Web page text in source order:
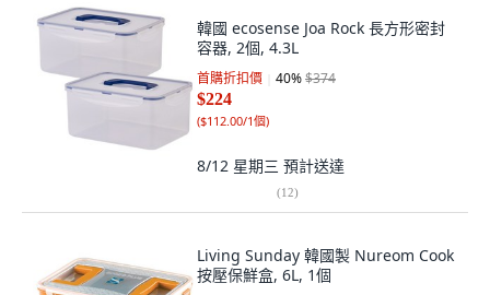
韓國 ecosense Joa Rock 長方形密封
容器, 2個, 4.3L
首購折扣價 40%$374
$224
($112.00/1個)
8/12 星期三 預計送達
(12)
Living Sunday 韓國製 Nureom Cook
按壓保鮮盒, 6L, 1個